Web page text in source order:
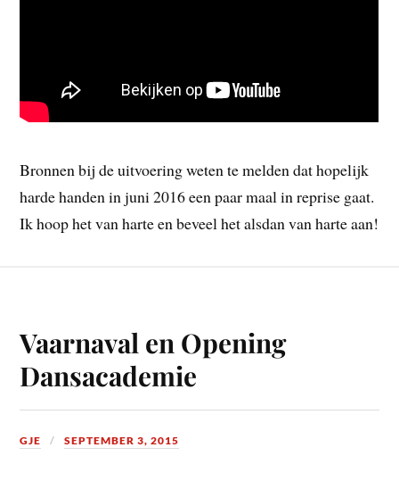
Bronnen bij de uitvoering weten te melden dat hopelijk
harde handen in juni 2016 een paar maal in reprise gaat.
Ik hoop het van harte en beveel het alsdan van harte aan!
Vaarnaval en Opening
Dansacademie
GJE SEPTEMBER 3, 2015